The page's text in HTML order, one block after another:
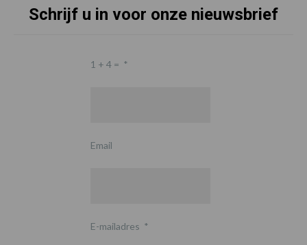
Schrijf u in voor onze nieuwsbrief
1 + 4 = *
Email
E-mailadres *